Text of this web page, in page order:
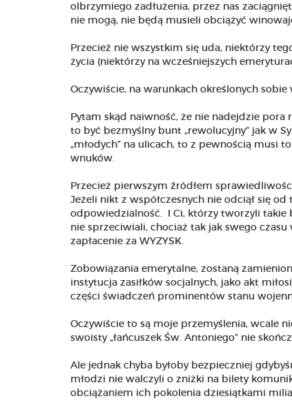
olbrzymiego zadłużenia, przez nas
nie mogą, nie będą musieli obciążyć
Przecież nie wszystkim się uda, niektórzy
życia (niektórzy na wcześniejszych
Oczywiście, na warunkach określonych
Pytam skąd naiwność, że nie nadejdzie pora
to być bezmyślny bunt „rewolucyjny” jak w
„młodych” na ulicach, to z pewnością musi
wnuków.
Przecież pierwszym źródłem
Jeżeli nikt z współczesnych nie odciął się
odpowiedzialność. I Ci, którzy tworzyli takie
nie sprzeciwiali, chociaż tak jak swego
zapłacenie za WYZYSK.
Zobowiązania emerytalne, zostaną
instytucja zasiłków socjalnych, jako akt
części świadczeń prominentów stanu
Oczywiście to są moje przemyślenia, wcale
swoisty „łańcuszek Św. Antoniego” nie
Ale jednak chyba byłoby bezpieczniej
młodzi nie walczyli o zniżki na bilety
obciążaniem ich pokolenia dziesiątkami